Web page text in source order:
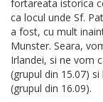
fortareata istorica
ca locul unde Sf.
a fost, cu mult
Munster. Seara,
Irlandei, si ne vom
(grupul din 15.07)
(grupul din 16.09).